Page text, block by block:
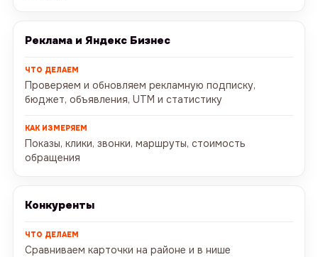
Реклама и Яндекс Бизнес
Проверяем и обновляем рекламную подписку,
бюджет, объявления, UTM и статистику
Показы, клики, звонки, маршруты, стоимость
обращения
Конкуренты
Сравниваем карточки на районе и в нише